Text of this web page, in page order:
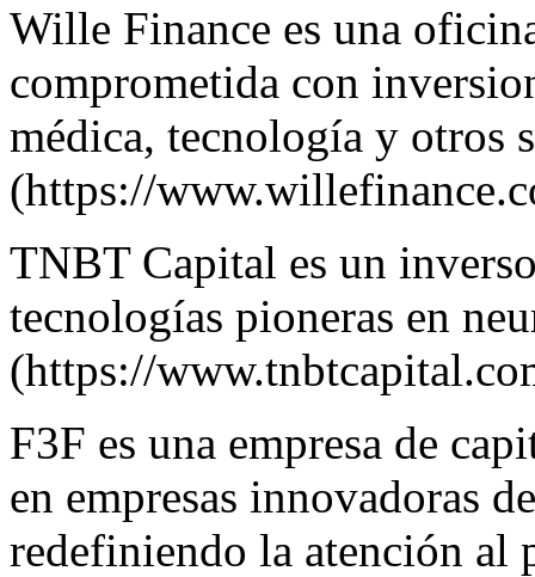
Wille Finance es una
comprometida con
médica, tecnología y otros
(https://
TNBT Capital es un
tecnologías pioneras en
(https://
F3F es una empresa de
en empresas innovadoras
redefiniendo la atención al